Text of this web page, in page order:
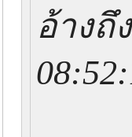
อ้างถึ